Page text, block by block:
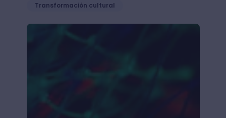
Transformación cultural
¿Cómo se relacionan la tecnología y la inclusión